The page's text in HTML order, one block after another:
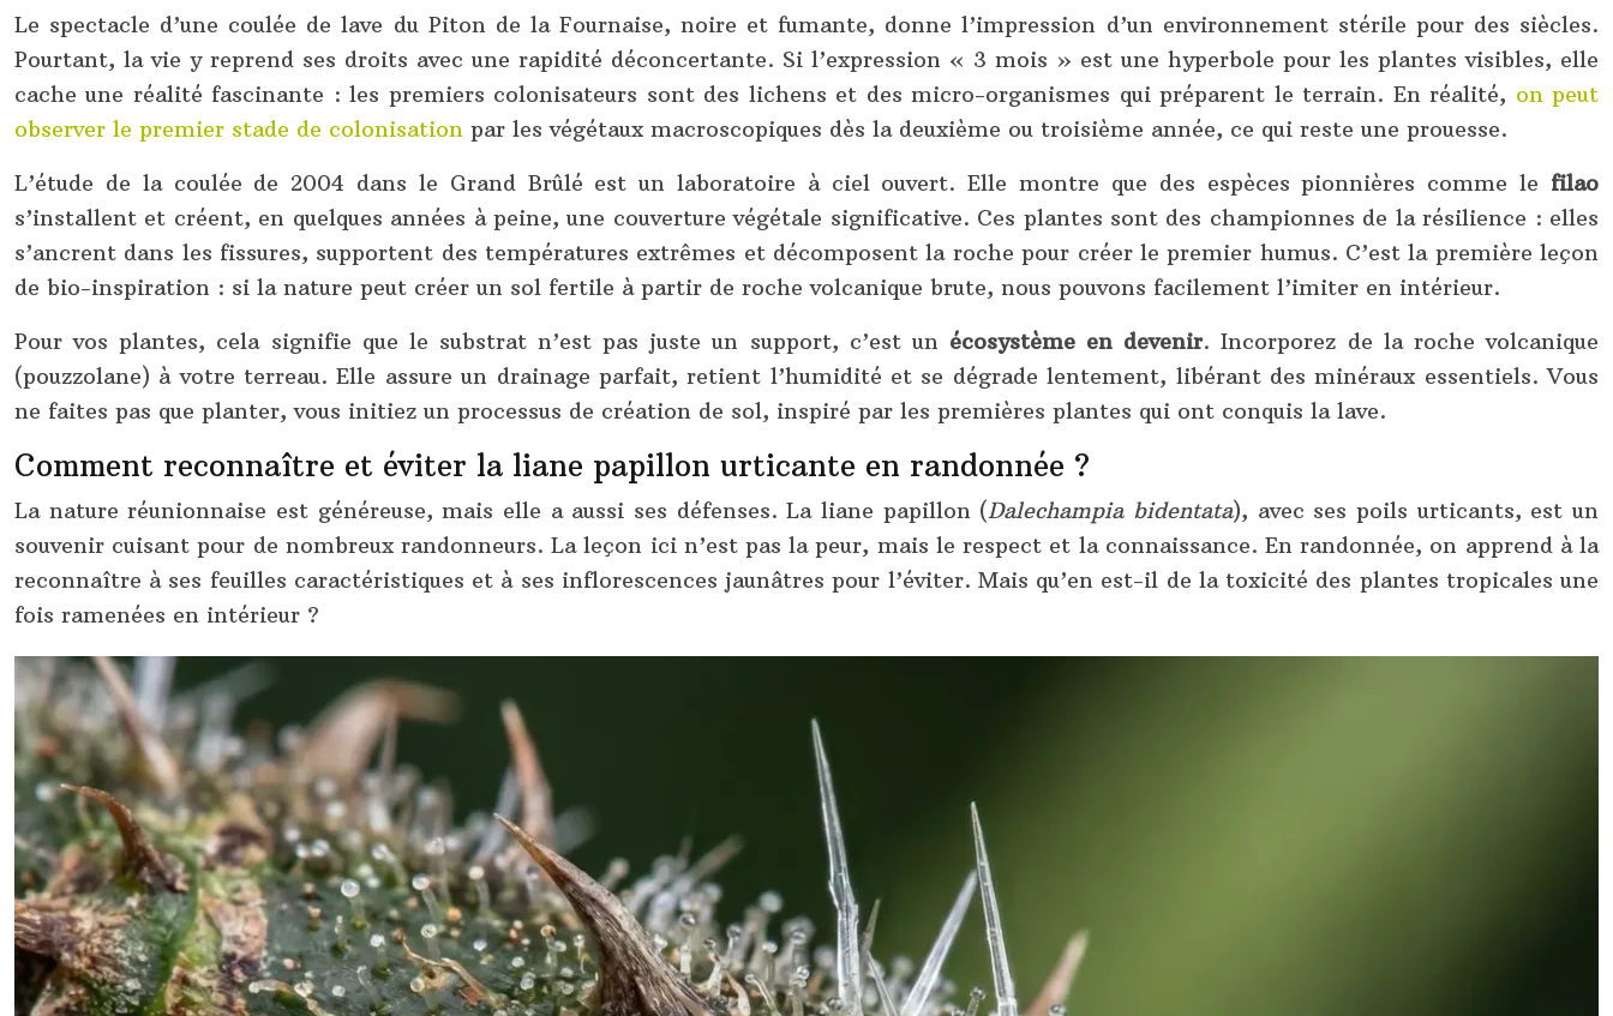
Le spectacle d’une coulée de lave du Piton de la Fournaise, noire et fumante, donne l’impression d’un environnement stérile pour des siècles.
Pourtant, la vie y reprend ses droits avec une rapidité déconcertante. Si l’expression « 3 mois » est une hyperbole pour les plantes visibles, elle
cache une réalité fascinante : les premiers colonisateurs sont des lichens et des micro-organismes qui préparent le terrain. En réalité, on peut
observer le premier stade de colonisation par les végétaux macroscopiques dès la deuxième ou troisième année, ce qui reste une prouesse.
L’étude de la coulée de 2004 dans le Grand Brûlé est un laboratoire à ciel ouvert. Elle montre que des espèces pionnières comme le filao
s’installent et créent, en quelques années à peine, une couverture végétale significative. Ces plantes sont des championnes de la résilience : elles
s’ancrent dans les fissures, supportent des températures extrêmes et décomposent la roche pour créer le premier humus. C’est la première leçon
de bio-inspiration : si la nature peut créer un sol fertile à partir de roche volcanique brute, nous pouvons facilement l’imiter en intérieur.
Pour vos plantes, cela signifie que le substrat n’est pas juste un support, c’est un écosystème en devenir. Incorporez de la roche volcanique
(pouzzolane) à votre terreau. Elle assure un drainage parfait, retient l’humidité et se dégrade lentement, libérant des minéraux essentiels. Vous
ne faites pas que planter, vous initiez un processus de création de sol, inspiré par les premières plantes qui ont conquis la lave.
Comment reconnaître et éviter la liane papillon urticante en randonnée ?
La nature réunionnaise est généreuse, mais elle a aussi ses défenses. La liane papillon (Dalechampia bidentata), avec ses poils urticants, est un
souvenir cuisant pour de nombreux randonneurs. La leçon ici n’est pas la peur, mais le respect et la connaissance. En randonnée, on apprend à la
reconnaître à ses feuilles caractéristiques et à ses inflorescences jaunâtres pour l’éviter. Mais qu’en est-il de la toxicité des plantes tropicales une
fois ramenées en intérieur ?